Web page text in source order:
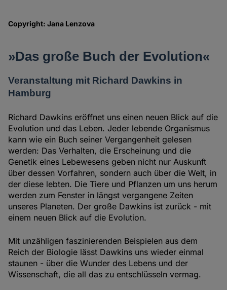
Copyright: Jana Lenzova
»Das große Buch der Evolution«
Veranstaltung mit Richard Dawkins in
Hamburg
Richard Dawkins eröffnet uns einen neuen Blick auf die
Evolution und das Leben. Jeder lebende Organismus
kann wie ein Buch seiner Vergangenheit gelesen
werden: Das Verhalten, die Erscheinung und die
Genetik eines Lebewesens geben nicht nur Auskunft
über dessen Vorfahren, sondern auch über die Welt, in
der diese lebten. Die Tiere und Pflanzen um uns herum
werden zum Fenster in längst vergangene Zeiten
unseres Planeten. Der große Dawkins ist zurück - mit
einem neuen Blick auf die Evolution.
Mit unzähligen faszinierenden Beispielen aus dem
Reich der Biologie lässt Dawkins uns wieder einmal
staunen - über die Wunder des Lebens und der
Wissenschaft, die all das zu entschlüsseln vermag.